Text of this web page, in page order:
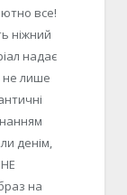
все!
ніжний
надає
не лише
денім,
на